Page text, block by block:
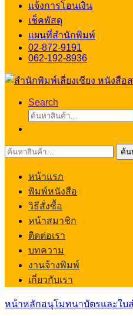
แจ้งการโอนเงิน
เช็คพัสดุ
แผนที่สำนักพิมพ์
02-872-9191
062-192-8936
Search
ค้นหา:
ค้นหา: ค้น
หน้าแรก
พิมพ์หนังสือ
วิธีสั่งซื้อ
หน้าสมาชิก
ติดต่อเรา
บทความ
งานจ้างพิมพ์
เกี่ยวกับเรา
หน้าหลักอนุโมทนาบัตรและใบ